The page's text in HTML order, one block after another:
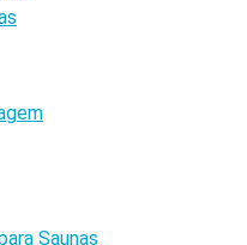
Saunas